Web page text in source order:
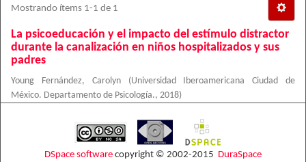
Mostrando ítems 1-1 de 1
La psicoeducación y el impacto del estímulo distractor
durante la canalización en niños hospitalizados y sus
padres
Young Fernández, Carolyn (Universidad Iberoamericana Ciudad de
México. Departamento de Psicología., 2018)
DSpace software copyright © 2002-2015 DuraSpace